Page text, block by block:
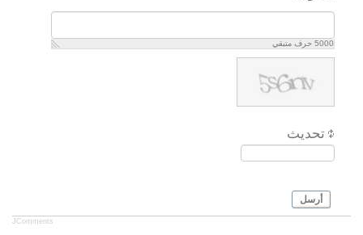
5000 حرف متبقي
تحديث
أرسل
JComments